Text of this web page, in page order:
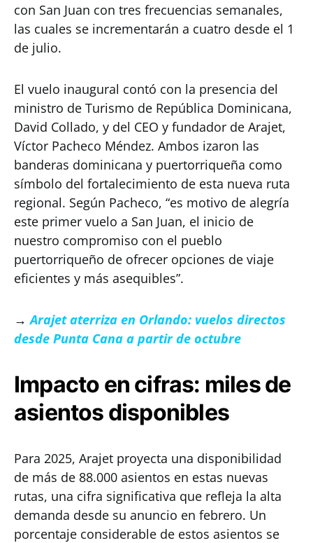
con San Juan con tres frecuencias semanales,
las cuales se incrementarán a cuatro desde el 1
de julio.
El vuelo inaugural contó con la presencia del
ministro de Turismo de República Dominicana,
David Collado, y del CEO y fundador de Arajet,
Víctor Pacheco Méndez. Ambos izaron las
banderas dominicana y puertorriqueña como
símbolo del fortalecimiento de esta nueva ruta
regional. Según Pacheco, “es motivo de alegría
este primer vuelo a San Juan, el inicio de
nuestro compromiso con el pueblo
puertorriqueño de ofrecer opciones de viaje
eficientes y más asequibles”.
→Arajet aterriza en Orlando: vuelos directos
desde Punta Cana a partir de octubre
Impacto en cifras: miles de
asientos disponibles
Para 2025, Arajet proyecta una disponibilidad
de más de 88.000 asientos en estas nuevas
rutas, una cifra significativa que refleja la alta
demanda desde su anuncio en febrero. Un
porcentaje considerable de estos asientos se